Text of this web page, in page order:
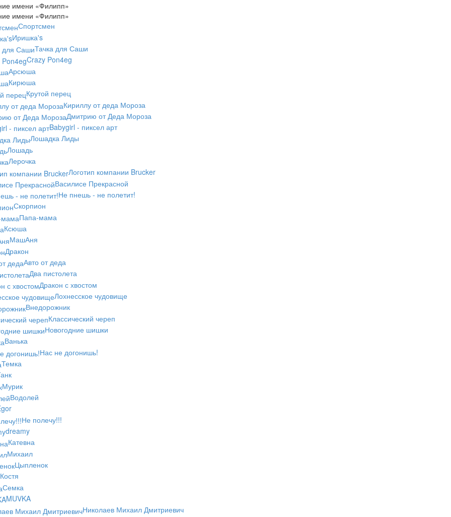
имени «Филипп»
имени «Филипп»
Спортсмен
Иришка's
Тачка для Саши
Crazy Pon4eg
Арсюша
Кирюша
Крутой перец
Кириллу от деда Мороза
Дмитрию от Деда Мороза
Babygirl - пиксел арт
Лошадка Лиды
Лошадь
Лерочка
Логотип компании Brucker
Василисе Прекрасной
Не пнешь - не полетит!
Скорпион
Папа-мама
Ксюша
МашАня
Дракон
Авто от деда
Два пистолета
Дракон с хвостом
Лохнесское чудовище
Внедорожник
Классический череп
Новогодние шишки
Ванька
Нас не догонишь!
Темка
Мурик
Водолей
Не полечу!!!
dreamy
Катевна
Михаил
Цыпленок
Костя
Семка
MUVKA
Николаев Михаил Дмитриевич